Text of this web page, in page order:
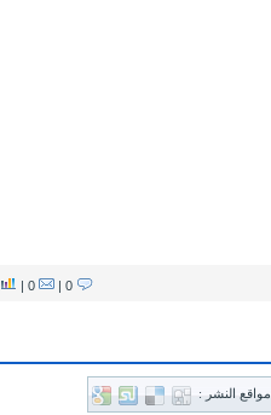
مواقع النشر :